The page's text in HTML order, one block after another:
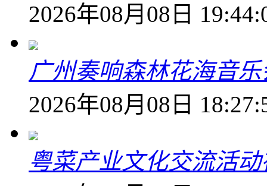
2026年08月08日
广州奏响森林花海音
2026年08月08日
粤菜产业文化交流活